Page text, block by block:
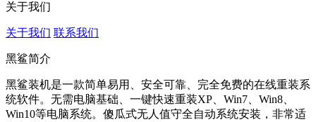
关于我们
关于我们 联系我们
黑鲨简介
黑鲨装机是一款简单易用、安全可靠、完全免费的在线重装系
统软件。无需电脑基础、一键快速重装XP、Win7、Win8、
Win10等电脑系统。傻瓜式无人值守全自动系统安装，非常适